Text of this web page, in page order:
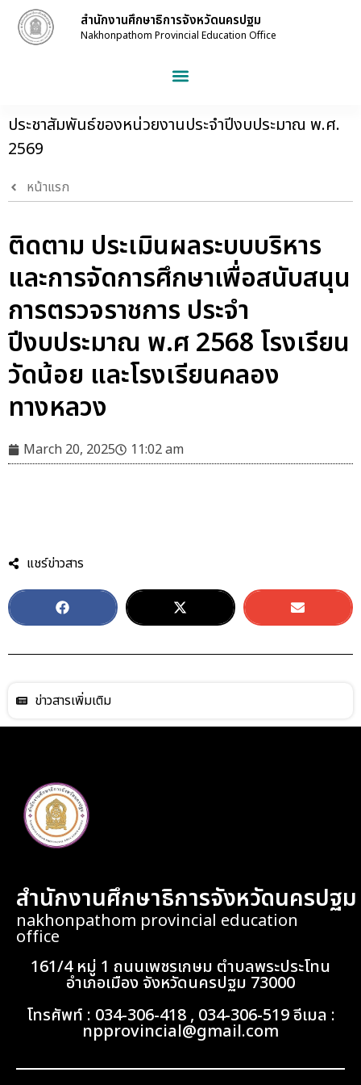
สำนักงานศึกษาธิการจังหวัดนครปฐม
Nakhonpathom Provincial Education Office
ประชาสัมพันธ์ของหน่วยงานประจำปีงบประมาณ พ.ศ.
2569
หน้าแรก
ติดตาม ประเมินผลระบบบริหาร
และการจัดการศึกษาเพื่อสนับสนุน
การตรวจราชการ ประจำ
ปีงบประมาณ พ.ศ 2568 โรงเรียน
วัดน้อย และโรงเรียนคลอง
ทางหลวง
March 20, 2025 11:02 am
แชร์ข่าวสาร
ข่าวสารเพิ่มเติม
สำนักงานศึกษาธิการจังหวัดนครปฐม
nakhonpathom provincial education
office
161/4 หมู่ 1 ถนนเพชรเกษม ตำบลพระประโทน
อำเภอเมือง จังหวัดนครปฐม 73000
โทรศัพท์ : 034-306-418 , 034-306-519 อีเมล :
npprovincial@gmail.com